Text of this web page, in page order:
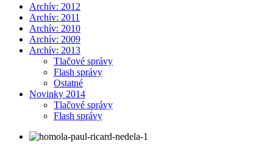
Archív: 2012
Archív: 2011
Archív: 2010
Archív: 2009
Archív: 2013
Tlačové správy
Flash správy
Ostatné
Novinky 2014
Tlačové správy
Flash správy